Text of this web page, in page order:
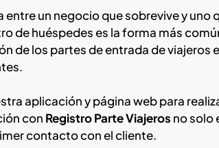
un negocio que sobrevive y uno
de huéspedes es la forma más
de los partes de entrada de viajeros
aplicación y página web para
con Registro Parte Viajeros no solo
contacto con el cliente.